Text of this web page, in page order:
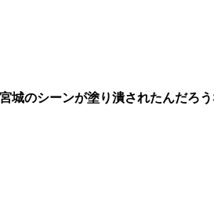
城のシーンが塗り潰されたんだろ